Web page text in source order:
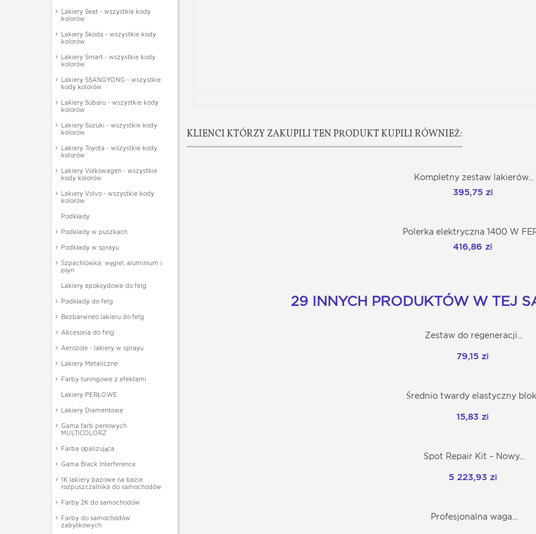
Lakiery Seat - wszystkie kody
kolorów
Lakiery Skoda - wszystkie kody
kolorów
Lakiery Smart - wszystkie kody
kolorów
Lakiery SSANGYONG - wszystkie
kody kolorów
Lakiery Subaru - wszystkie kody
kolorów
Lakiery Suzuki - wszystkie kody
kolorów
Lakiery Toyota - wszystkie kody
kolorów
Lakiery Volkswagen - wszystkie
kody kolorów
Lakiery Volvo - wszystkie kody
kolorów
Podkłady
Podkłady w puszkach
Podkłady w sprayu
Szpachlówka: węgiel, aluminium i
płyn
Lakiery epoksydowe do felg
Podkłady do felg
Bezbarwneo lakieru do felg
Akcesoria do felg
Aerozole - lakiery w sprayu
Lakiery Metaliczne
Farby tuningowe z efektami
Lakiery PERŁOWE
Lakiery Diamentowe
Gama farb perłowych
MULTICOLORZ
Farba opalizująca
Gama Black Interference
1K lakiery bazowe na bazie
rozpuszczalnika do samochodów
Farby 2K do samochodów
Farby do samochodów
zabytkowych
KLIENCI KTÓRZY ZAKUPILI TEN PRODUKT KUPILI RÓWNIEŻ:
Dodaj do koszyka
Kompletny zestaw lakierów...
395,75 zł
Dodaj do koszyka
Polerka elektryczna 1400 W
416,86 zł
29 INNYCH PRODUKTÓW W TEJ
Dodaj do koszyka
Zestaw do regeneracji...
79,15 zł
Dodaj do koszyka
Średnio twardy elastyczny
15,83 zł
Dodaj do koszyka
Spot Repair Kit – Nowy...
5 223,93 zł
Dodaj do koszyka
Profesjonalna waga...